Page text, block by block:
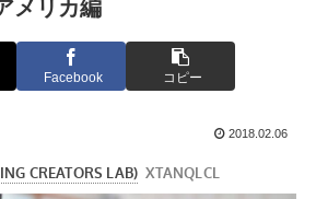
メリカ編
Facebook コピー
2018.02.06